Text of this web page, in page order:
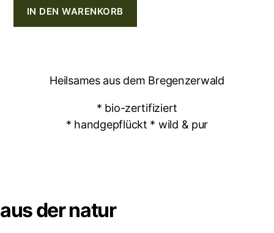
IN DEN WARENKORB
Heilsames aus dem Bregenzerwald
* bio-zertifiziert
* handgepflückt * wild & pur
aus der natur